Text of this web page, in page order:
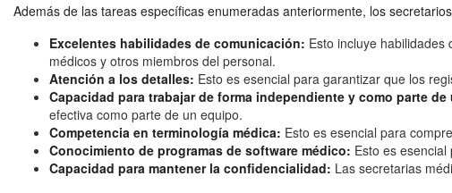
Además de las tareas específicas enumeradas anteriormente, los
Excelentes habilidades de comunicación: Esto incluye
médicos y otros miembros del personal.
Atención a los detalles: Esto es esencial para garantizar que los
Capacidad para trabajar de forma independiente y como parte
efectiva como parte de un equipo.
Competencia en terminología médica: Esto es esencial para
Conocimiento de programas de software médico: Esto es
Capacidad para mantener la confidencialidad: Las secretarias